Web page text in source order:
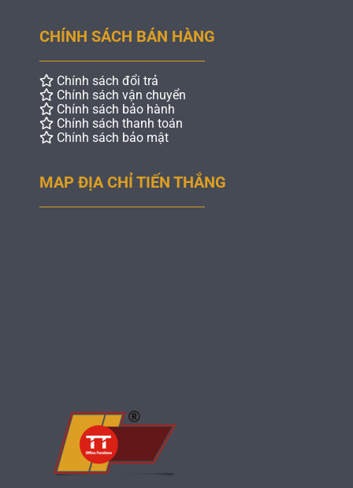
CHÍNH SÁCH BÁN HÀNG
Chính sách đổi trả
Chính sách vận chuyển
Chính sách bảo hành
Chính sách thanh toán
Chính sách bảo mật
MAP ĐỊA CHỈ TIẾN THẮNG